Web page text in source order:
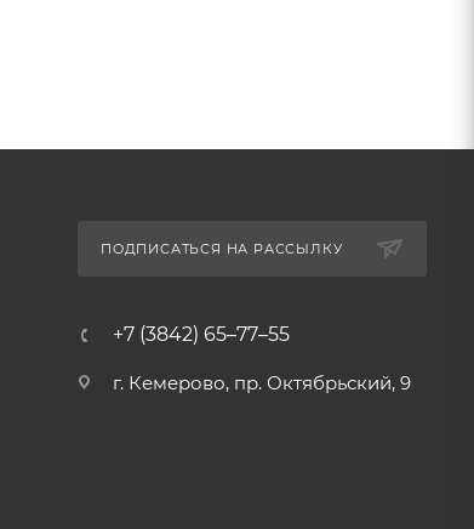
ПОДПИСАТЬСЯ НА РАССЫЛКУ
+7 (3842) 65–77–55
г. Кемерово, пр. Октябрьский, 9